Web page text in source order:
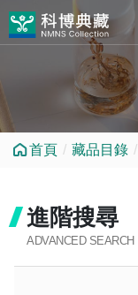
首頁 藏品目錄
進階搜尋
ADVANCED SEARCH